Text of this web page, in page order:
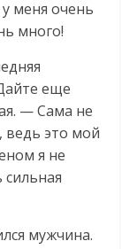
меня очень
много!
еще
— Сама не
ведь это мой
я не
сильная
мужчина.